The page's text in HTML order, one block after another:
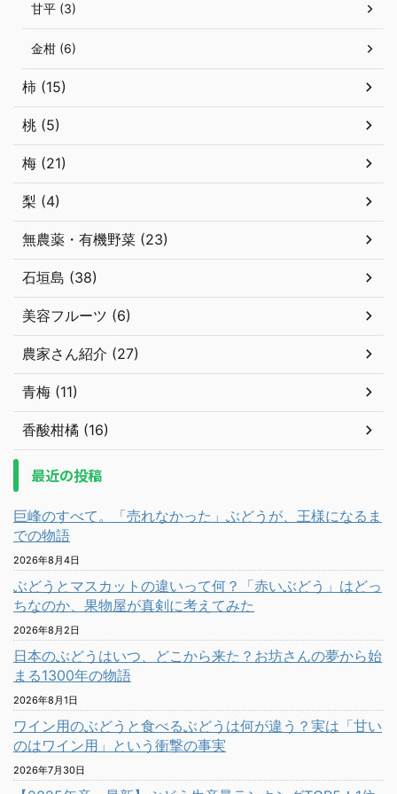
甘平 (3)
金柑 (6)
柿 (15)
桃 (5)
梅 (21)
梨 (4)
無農薬・有機野菜 (23)
石垣島 (38)
美容フルーツ (6)
農家さん紹介 (27)
青梅 (11)
香酸柑橘 (16)
最近の投稿
巨峰のすべて。「売れなかった」ぶどうが、王様になるま
での物語
2026年8月4日
ぶどうとマスカットの違いって何？「赤いぶどう」はどっ
ちなのか、果物屋が真剣に考えてみた
2026年8月2日
日本のぶどうはいつ、どこから来た？お坊さんの夢から始
まる1300年の物語
2026年8月1日
ワイン用のぶどうと食べるぶどうは何が違う？実は「甘い
のはワイン用」という衝撃の事実
2026年7月30日